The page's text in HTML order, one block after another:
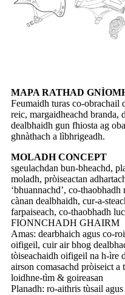
MAPA RATHAD
Feumaidh turas co-obrachail
reic, margaidheachd branda,
dealbhaidh gun fhiosta ag
ghnàthach a lìbhrigeadh.
MOLADH CONCEPT
sgeulachdan bun-bheachd,
moladh, pròiseactan
‘bhuannachd’, co-
cànan dealbhaidh, cur-a-
farpaiseach, co-thaobhadh
FIONNCHADH GHAIRM
Amas: dearbhaich agus co-
oifigeil, cuir air bhog
tòiseachaidh oifigeil na h-ìre
airson comasachd pròiseict a
loidhne-tìm & goireasan
Planadh: ro-aithris tùsail